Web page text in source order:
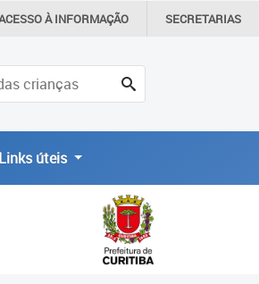
ÀINFORMAÇÃO SECRETARIAS
Links úteis